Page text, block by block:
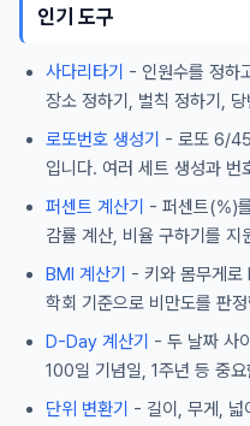
인기 도구
사다리타기 - 인원수를 정하
장소 정하기, 벌칙 정하기,
로또번호 생성기 - 로또 6/45
입니다. 여러 세트 생성과 번
퍼센트 계산기 - 퍼센트(%)
감률 계산, 비율 구하기를 지
BMI 계산기 - 키와 몸무게로
학회 기준으로 비만도를 판
D-Day 계산기 - 두 날짜 사
100일 기념일, 1주년 등 중
단위 변환기 - 길이, 무게, 넓